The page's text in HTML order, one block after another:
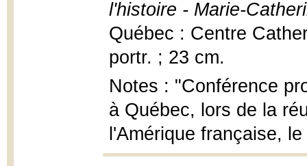
l'histoire - Marie-
Québec : Centre
portr. ; 23 cm.
Notes : "Conférence
à Québec, lors de la
l'Amérique française,